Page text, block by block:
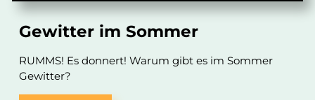
Gewitter im Sommer
RUMMS! Es donnert! Warum gibt es im Sommer
Gewitter?